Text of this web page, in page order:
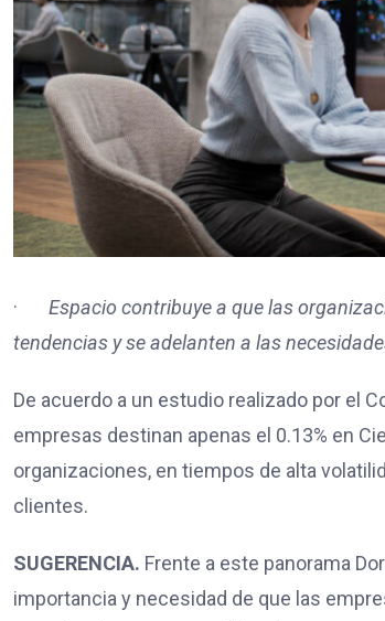
· Espacio contribuye a que las
tendencias y se adelanten a las
De acuerdo a un estudio realizado por el
empresas destinan apenas el 0.13% en
organizaciones, en tiempos de alta
clientes.
SUGERENCIA. Frente a este panorama
importancia y necesidad de que las